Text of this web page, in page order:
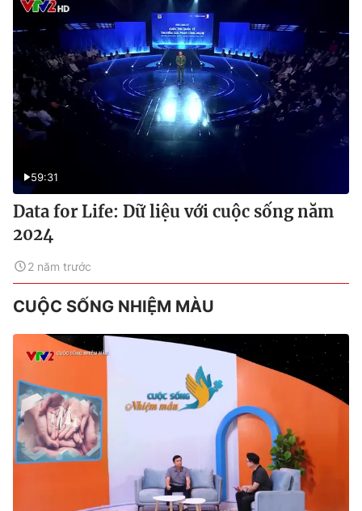
59:31
Data for Life: Dữ liệu với cuộc sống năm
2024
2 năm trước
CUỘC SỐNG NHIỆM MÀU